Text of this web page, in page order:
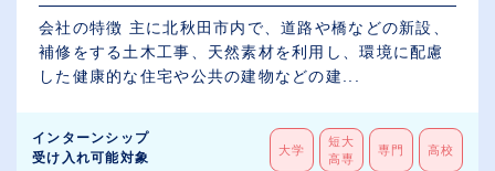
会社の特徴 主に北秋田市内で、道路や橋などの新設、
補修をする土木工事、天然素材を利用し、環境に配慮
した健康的な住宅や公共の建物などの建...
インターンシップ
受け入れ可能対象
大学
短大
高専
専門 高校